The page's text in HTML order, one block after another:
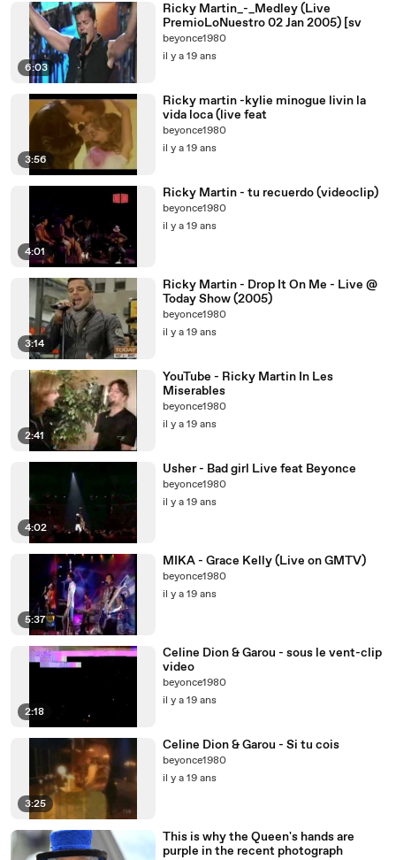
6:03
Ricky Martin_-_Medley (Live
PremioLoNuestro 02 Jan 2005) [sv
beyonce1980
il y a 19 ans
3:56
Ricky martin -kylie minogue livin la
vida loca (live feat
beyonce1980
il y a 19 ans
4:01
Ricky Martin - tu recuerdo (videoclip)
beyonce1980
il y a 19 ans
3:14
Ricky Martin - Drop It On Me - Live @
Today Show (2005)
beyonce1980
il y a 19 ans
2:41
YouTube - Ricky Martin In Les
Miserables
beyonce1980
il y a 19 ans
4:02
Usher - Bad girl Live feat Beyonce
beyonce1980
il y a 19 ans
5:37
MIKA - Grace Kelly (Live on GMTV)
beyonce1980
il y a 19 ans
2:18
Celine Dion & Garou - sous le vent-clip
video
beyonce1980
il y a 19 ans
3:25
Celine Dion & Garou - Si tu cois
beyonce1980
il y a 19 ans
This is why the Queen's hands are
purple in the recent photograph